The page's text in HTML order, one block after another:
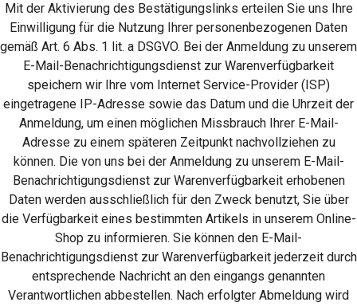
Mit der Aktivierung des Bestätigungslinks erteilen Sie uns Ihre
Einwilligung für die Nutzung Ihrer personenbezogenen Daten
gemäß Art. 6 Abs. 1 lit. a DSGVO. Bei der Anmeldung zu unserem
E-Mail-Benachrichtigungsdienst zur Warenverfügbarkeit
speichern wir Ihre vom Internet Service-Provider (ISP)
eingetragene IP-Adresse sowie das Datum und die Uhrzeit der
Anmeldung, um einen möglichen Missbrauch Ihrer E-Mail-
Adresse zu einem späteren Zeitpunkt nachvollziehen zu
können. Die von uns bei der Anmeldung zu unserem E-Mail-
Benachrichtigungsdienst zur Warenverfügbarkeit erhobenen
Daten werden ausschließlich für den Zweck benutzt, Sie über
die Verfügbarkeit eines bestimmten Artikels in unserem Online-
Shop zu informieren. Sie können den E-Mail-
Benachrichtigungsdienst zur Warenverfügbarkeit jederzeit durch
entsprechende Nachricht an den eingangs genannten
Verantwortlichen abbestellen. Nach erfolgter Abmeldung wird